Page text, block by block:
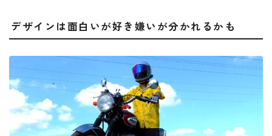
デザインは面白いが好き嫌いが分かれるかも